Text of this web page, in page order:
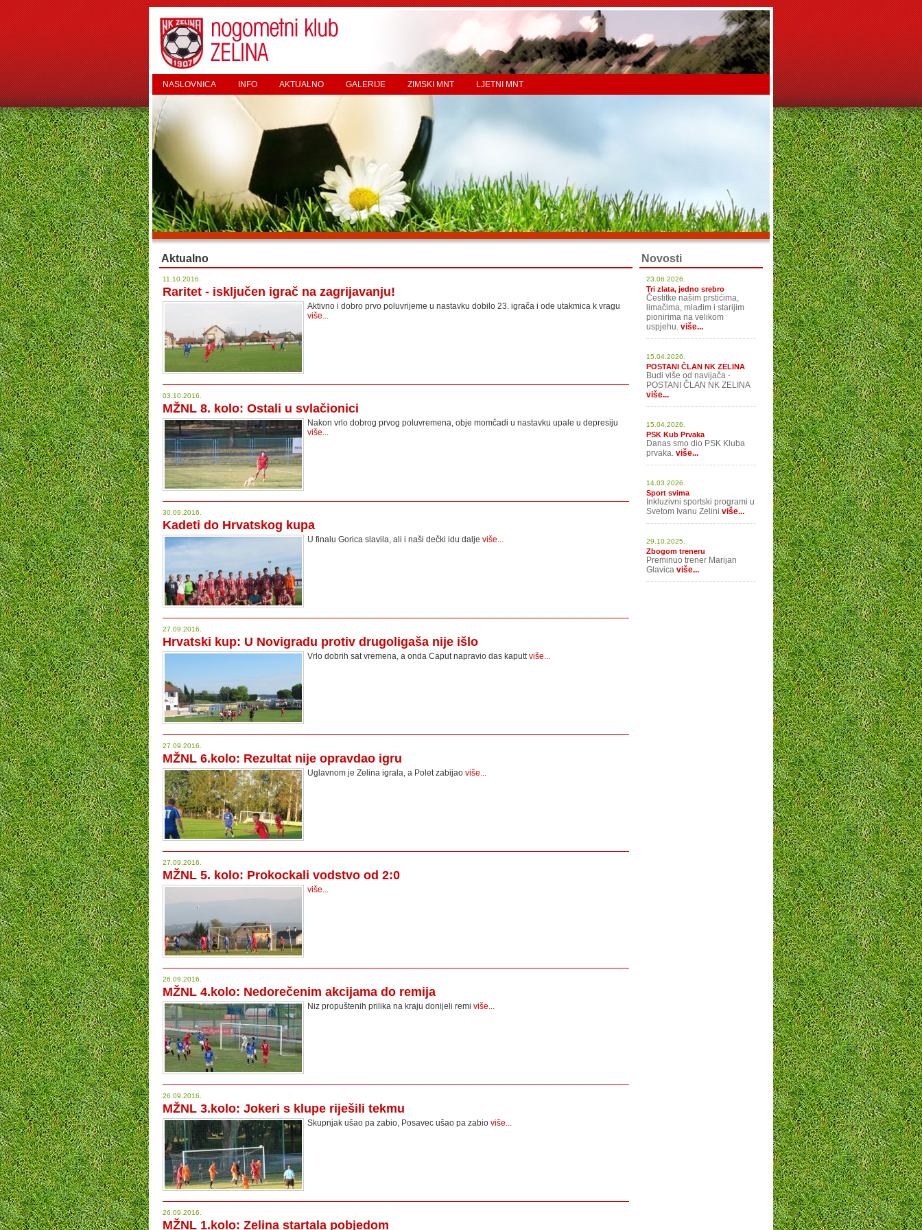
NASLOVNICA INFO AKTUALNO GALERIJE ZIMSKI MNT LJETNI MNT
Aktualno
11.10.2016.
Raritet - isključen igrač na zagrijavanju!
Aktivno i dobro prvo poluvrijeme u nastavku dobilo 23. igrača i ode utakmica k vragu
više...
03.10.2016.
MŽNL 8. kolo: Ostali u svlačionici
Nakon vrlo dobrog prvog poluvremena, obje momčadi u nastavku upale u depresiju
više...
30.09.2016.
Kadeti do Hrvatskog kupa
U finalu Gorica slavila, ali i naši dečki idu dalje više...
27.09.2016.
Hrvatski kup: U Novigradu protiv drugoligaša nije išlo
Vrlo dobrih sat vremena, a onda Caput napravio das kaputtviše...
27.09.2016.
MŽNL 6.kolo: Rezultat nije opravdao igru
Uglavnom je Zelina igrala, a Polet zabijao više...
27.09.2016.
MŽNL 5. kolo: Prokockali vodstvo od 2:0
više...
26.09.2016.
MŽNL 4.kolo: Nedorečenim akcijama do remija
Niz propuštenih prilika na kraju donijeli remi više...
26.09.2016.
MŽNL 3.kolo: Jokeri s klupe riješili tekmu
Skupnjak ušao pa zabio, Posavec ušao pa zabio više...
26.09.2016.
MŽNL 1.kolo: Zelina startala pobjedom
Novosti
23.06.2026.
Tri zlata, jedno srebro
Čestitke našim prstićima,
limačima, mlađim i starijim
pionirima na velikom
uspjehu. više...
15.04.2026.
POSTANI ČLAN NK ZELINA
Budi više od navijača -
POSTANI ČLAN NK ZELINA
više...
15.04.2026.
PSK Kub Prvaka
Danas smo dio PSK Kluba
prvaka. više...
14.03.2026.
Sport svima
Inkluzivni sportski programi u
Svetom Ivanu Zelini više...
29.10.2025.
Zbogom treneru
Preminuo trener Marijan
Glavica više...